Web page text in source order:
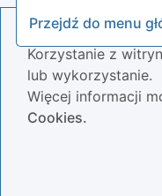
Przejdź do menu
Nasza strona
Korzystanie z
lub wykorzystanie.
Więcej informacji
Cookies.